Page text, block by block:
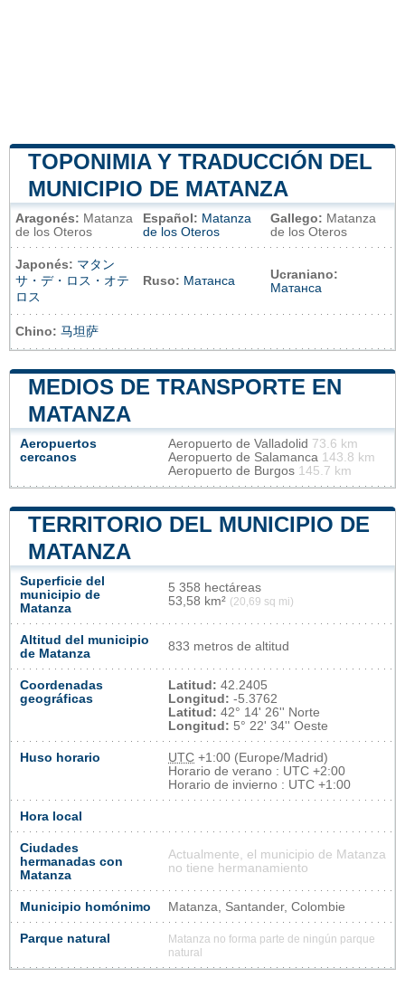
TOPONIMIA Y TRADUCCIÓN DEL
MUNICIPIO DE MATANZA
Aragonés: Matanza
de los Oteros
Español: Matanza
de los Oteros
Gallego: Matanza
de los Oteros
Japonés: マタン
サ・デ・ロス・オテ
ロス
Ruso: Матанса
Ucraniano:
Матанса
Chino: 马坦萨
MEDIOS DE TRANSPORTE EN
MATANZA
Aeropuertos
cercanos
Aeropuerto de Valladolid 73.6 km
Aeropuerto de Salamanca 143.8 km
Aeropuerto de Burgos 145.7 km
TERRITORIO DEL MUNICIPIO DE
MATANZA
Superficie del
municipio de
Matanza
5 358 hectáreas
53,58 km² (20,69 sq mi)
Altitud del municipio
de Matanza
833 metros de altitud
Coordenadas
geográficas
Latitud: 42.2405
Longitud: -5.3762
Latitud: 42° 14' 26'' Norte
Longitud: 5° 22' 34'' Oeste
Huso horario UTC +1:00 (Europe/Madrid)
Horario de verano : UTC +2:00
Horario de invierno : UTC +1:00
Hora local
Ciudades
hermanadas con
Matanza
Actualmente, el municipio de Matanza
no tiene hermanamiento
Municipio homónimo Matanza, Santander, Colombie
Parque natural
Matanza no forma parte de ningún parque
natural